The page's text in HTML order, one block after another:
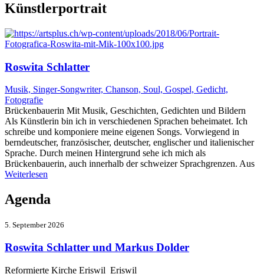
Künstlerportrait
Roswita Schlatter
Musik, Singer-Songwriter, Chanson, Soul, Gospel, Gedicht,
Fotografie
Brückenbauerin Mit Musik, Geschichten, Gedichten und Bildern
Als Künstlerin bin ich in verschiedenen Sprachen beheimatet. Ich
schreibe und komponiere meine eigenen Songs. Vorwiegend in
berndeutscher, französischer, deutscher, englischer und italienischer
Sprache. Durch meinen Hintergrund sehe ich mich als
Brückenbauerin, auch innerhalb der schweizer Sprachgrenzen. Aus
Weiterlesen
Agenda
5. September 2026
Roswita Schlatter und Markus Dolder
Reformierte Kirche Eriswil Eriswil